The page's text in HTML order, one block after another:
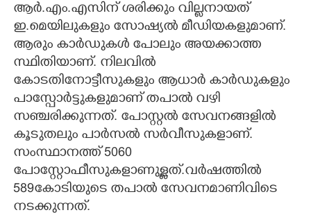
ആർ.എം.എസിന് ശരിക്കും വില്ലനായത്
ഇ.മെയിലുകളും സോഷ്യൽ മീഡിയകളുമാണ്.
ആരും കാർഡുകൾ പോലും അയക്കാത്ത
സ്ഥിതിയാണ്. നിലവിൽ
കോടതിനോട്ടീസുകളും ആധാർ കാർഡുകളും
പാസ്പോർട്ടുകളുമാണ് തപാൽ വഴി
സഞ്ചരിക്കുന്നത്. പോസ്റ്റൽ സേവനങ്ങളിൽ
കൂടുതലും പാർസൽ സർവീസുകളാണ്.
സംസ്ഥാനത്ത് 5060
പോസ്റ്റോഫീസുകളാണുള്ളത്.വർഷത്തിൽ
589കോടിയുടെ തപാൽ സേവനമാണിവിടെ
നടക്കുന്നത്.